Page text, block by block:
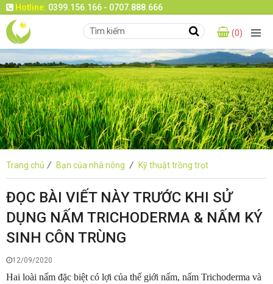
Hotline: 0399.156.166 - 0707.888.666
(0)
Trang chủ / Bạn của nhà nông / Kỹ thuật trồng trọt
ĐỌC BÀI VIẾT NÀY TRƯỚC KHI SỬ
DỤNG NẤM TRICHODERMA & NẤM KÝ
SINH CÔN TRÙNG
12/09/2020
Hai loài nấm đặc biệt có lợi của thế giới nấm, nấm Trichoderma và